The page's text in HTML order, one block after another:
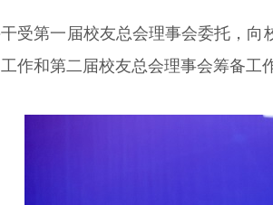
受第一届校友总会理事会委托，向
作和第二届校友总会理事会筹备工作